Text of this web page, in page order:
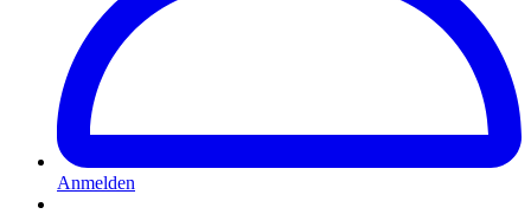
Anmelden